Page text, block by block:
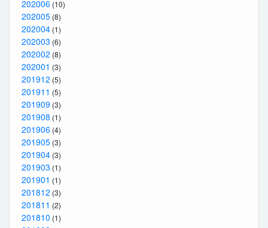
202006 (10)
202005 (8)
202004 (1)
202003 (6)
202002 (8)
202001 (3)
201912 (5)
201911 (5)
201909 (3)
201908 (1)
201906 (4)
201905 (3)
201904 (3)
201903 (1)
201901 (1)
201812 (3)
201811 (2)
201810 (1)